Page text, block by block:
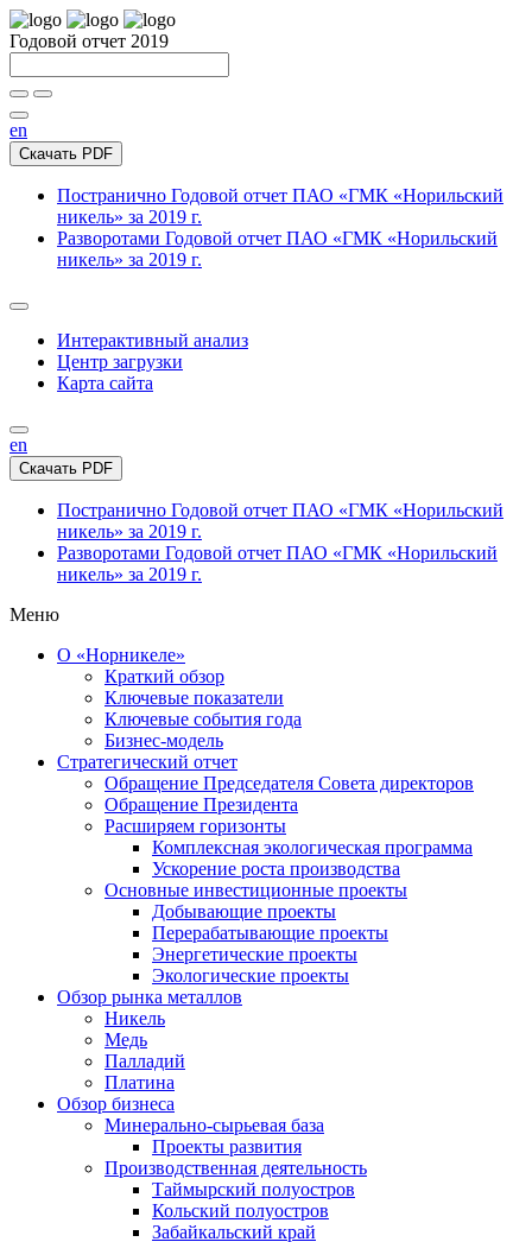
Годовой отчет 2019
en
Скачать PDF
Постранично Годовой отчет ПАО «ГМК «Норильский
никель» за 2019 г.
Разворотами Годовой отчет ПАО «ГМК «Норильский
никель» за 2019 г.
Интерактивный анализ
Центр загрузки
Карта сайта
en
Скачать PDF
Постранично Годовой отчет ПАО «ГМК «Норильский
никель» за 2019 г.
Разворотами Годовой отчет ПАО «ГМК «Норильский
никель» за 2019 г.
Меню
О «Норникеле»
Краткий обзор
Ключевые показатели
Ключевые события года
Бизнес-модель
Стратегический отчет
Обращение Председателя Совета директоров
Обращение Президента
Расширяем горизонты
Комплексная экологическая программа
Ускорение роста производства
Основные инвестиционные проекты
Добывающие проекты
Перерабатывающие проекты
Энергетические проекты
Экологические проекты
Обзор рынка металлов
Никель
Медь
Палладий
Платина
Обзор бизнеса
Минерально-сырьевая база
Проекты развития
Производственная деятельность
Таймырский полуостров
Кольский полуостров
Забайкальский край